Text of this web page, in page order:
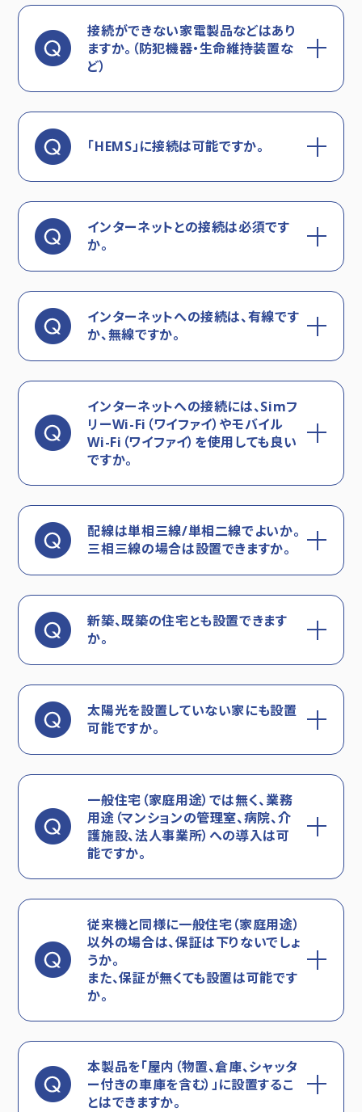
接続ができない家電製品などはあり
ますか。（防犯機器・生命維持装置な
ど）
「HEMS」に接続は可能ですか。
インターネットとの接続は必須です
か。
インターネットへの接続は、有線です
か、無線ですか。
インターネットへの接続には、Simフ
リーWi-Fi（ワイファイ）やモバイル
Wi-Fi（ワイファイ）を使用しても良い
ですか。
配線は単相三線/単相二線でよいか。
三相三線の場合は設置できますか。
新築、既築の住宅とも設置できます
か。
太陽光を設置していない家にも設置
可能ですか。
一般住宅（家庭用途）では無く、業務
用途（マンションの管理室、病院、介
護施設、法人事業所）への導入は可
能ですか。
従来機と同様に一般住宅（家庭用途）
以外の場合は、保証は下りないでしょ
うか。
また、保証が無くても設置は可能です
か。
本製品を「屋内（物置、倉庫、シャッタ
ー付きの車庫を含む）」に設置するこ
とはできますか。